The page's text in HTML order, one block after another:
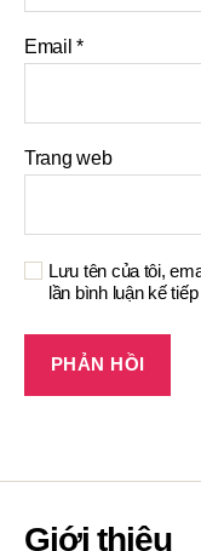
Email*
Trang web
Lưu tên của tôi,
lần bình luận kế
Giới thiệu